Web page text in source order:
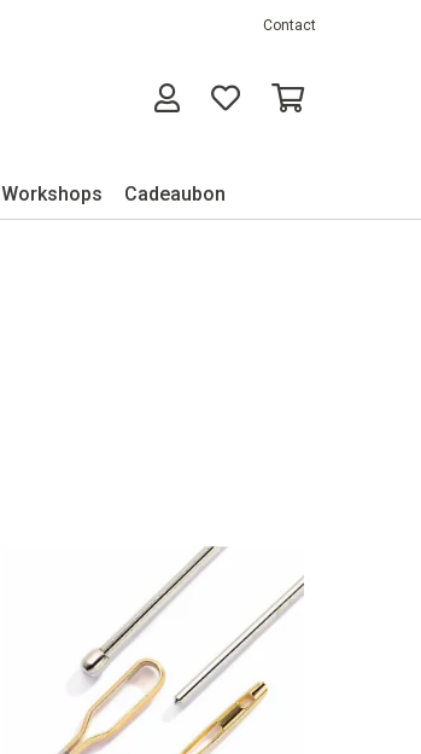
Contact
Workshops Cadeaubon